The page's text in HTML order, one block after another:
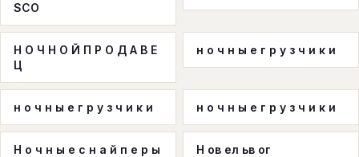
SCO
Н О Ч Н О Й П Р О Д А В Е
Ц
н о ч н ы е г р у з ч и к и
н о ч н ы е г р у з ч и к и н о ч н ы е г р у з ч и к и
Н о ч н ы е с н а й п е р ы Н ов ел ьв ог